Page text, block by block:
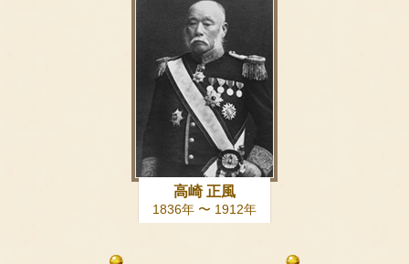
高崎 正風
1836年 〜 1912年